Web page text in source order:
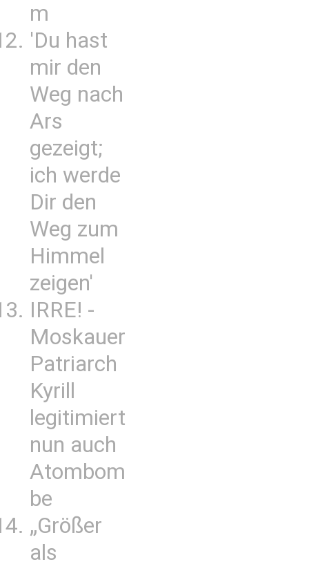
m
'Du hast
mir den
Weg nach
Ars
gezeigt;
ich werde
Dir den
Weg zum
Himmel
zeigen'
IRRE! -
Moskauer
Patriarch
Kyrill
legitimiert
nun auch
Atombom
be
„Größer
als